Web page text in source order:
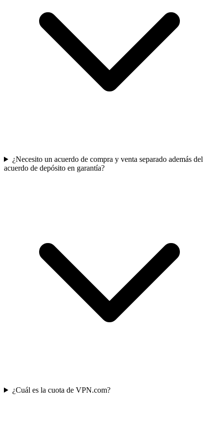
¿Necesito un acuerdo de compra y venta separado además del
acuerdo de depósito en garantía?
¿Cuál es la cuota de VPN.com?